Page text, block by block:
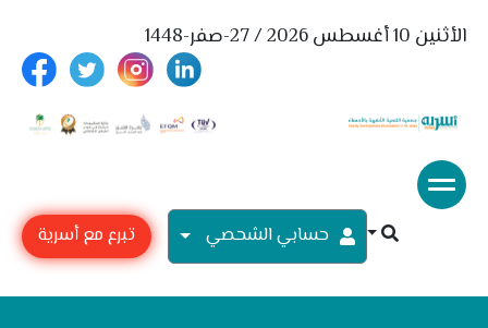
الأثنين 10 أغسطس 2026 / 27-صفر-1448
حسابي الشحصي تبرع مع أسرية